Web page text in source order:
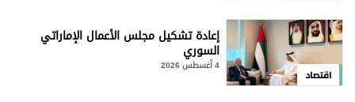
اقتصاد
إعادة تشكيل مجلس الأعمال الإماراتي
السوري
4 أغسطس 2026